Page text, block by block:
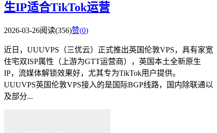
生IP适合TikTok运营
2026-03-26阅读(356)赞(0)
近日，UUUVPS（三优云）正式推出英国伦敦VPS，具有家宽
住宅双ISP属性（上游为GTT运营商），英国本土全新原生
IP，流媒体解锁效果好，尤其专为TikTok用户提供。
UUUVPS英国伦敦VPS接入的是国际BGP线路，国内除联通以
及部分...